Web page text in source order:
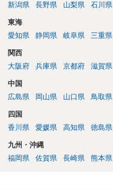
新潟県
長野県 山梨県 石川県
東海
愛知県
静岡県 岐阜県 三重県
関西
大阪府
兵庫県 京都府 滋賀県
中国
広島県
岡山県 山口県 鳥取県
四国
香川県
愛媛県 高知県 徳島県
九州・沖縄
福岡県
佐賀県 長崎県 熊本県